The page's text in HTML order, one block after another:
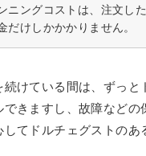
ニングコストは、注文し
だけしかかかりません。
続けている間は、ずっと
できますし、故障などの
してドルチェグストのあ